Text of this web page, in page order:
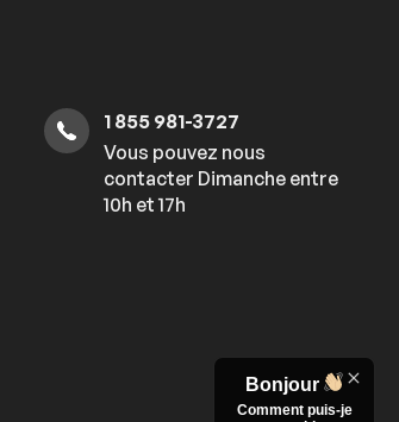
1 855 981-3727
Vous pouvez nous
contacter Dimanche entre
10h et 17h
Bonjour
Comment puis-je